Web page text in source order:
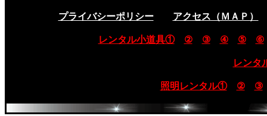
プライバシーポリシー アクセス（ＭＡＰ）
レンタル小道具① ② ③ ④ ⑤ ⑥
レンタ
照明レンタル① ② ③